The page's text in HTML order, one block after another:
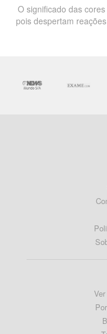
O significado das
pois despertam